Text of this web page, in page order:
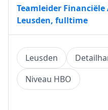
Teamleider
Leusden, fulltime
Leusden
Niveau HBO